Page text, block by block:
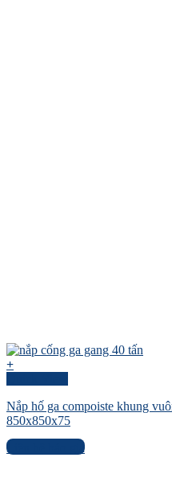
+
Nắp hố ga compoiste khung
850x850x75
Liên hệ báo giá